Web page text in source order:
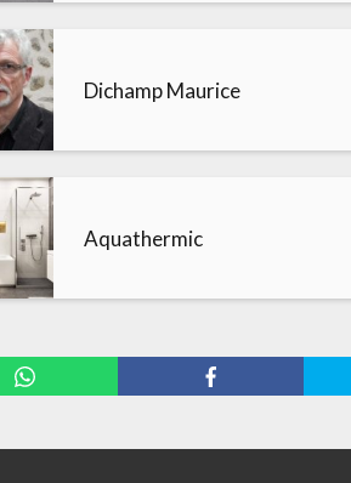
Dichamp Maurice
Aquathermic